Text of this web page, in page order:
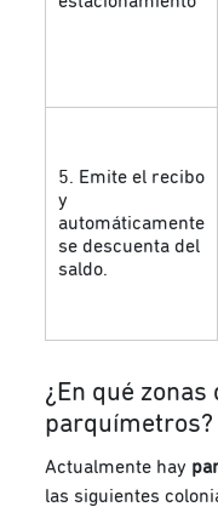
5. Emite el recibo
y
automáticamente
se descuenta del
saldo.
¿En qué zonas
parquímetros?
Actualmente hay
las siguientes